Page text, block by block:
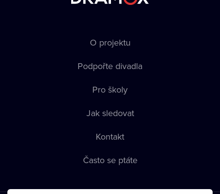
O projektu
Podpořte divadla
Pro školy
Jak sledovat
Kontakt
Často se ptáte